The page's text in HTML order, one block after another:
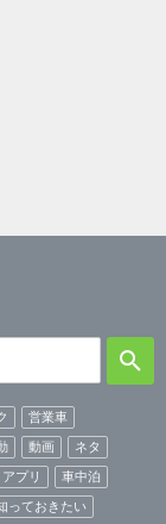
営業車
動画
ネタ
アプリ
車中泊
っておきたい